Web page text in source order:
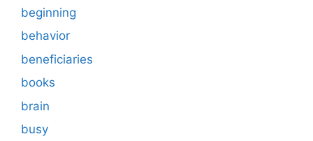
beginning
behavior
beneficiaries
books
brain
busy